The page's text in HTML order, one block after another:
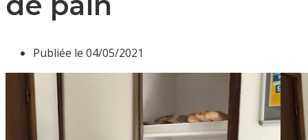
Publiée le 04/05/2021